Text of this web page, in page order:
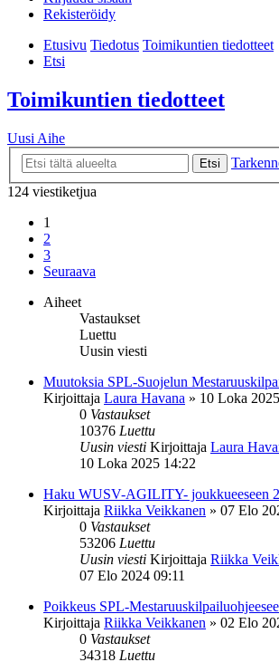
Rekisteröidy
Etusivu Tiedotus Toimikuntien tiedotteet
Etsi
Toimikuntien tiedotteet
Uusi Aihe
Etsi
124 viestiketjua
1
2
3
Seuraava
Aiheet
Vastaukset
Luettu
Uusin viesti
Muutoksia SPL-Suojelun
Kirjoittaja Laura Havana » 10 Loka
0 Vastaukset
10376 Luettu
Uusin viesti Kirjoittaja Laura
10 Loka 2025 14:22
Haku WUSV-AGILITY- joukkueeseen
Kirjoittaja Riikka Veikkanen » 07 Elo
0 Vastaukset
53206 Luettu
Uusin viesti Kirjoittaja Riikka
07 Elo 2024 09:11
Poikkeus SPL-
Kirjoittaja Riikka Veikkanen » 02 Elo
0 Vastaukset
34318 Luettu